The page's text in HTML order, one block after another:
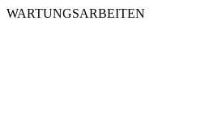
WARTUNGSARBEITEN